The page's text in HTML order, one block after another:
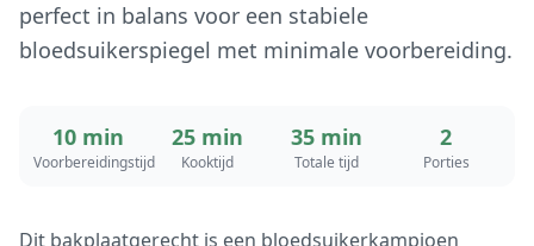
perfect in balans voor een stabiele
bloedsuikerspiegel met minimale voorbereiding.
10 min
Voorbereidingstijd
25 min
Kooktijd
35 min
Totale tijd
2
Porties
Dit bakplaatgerecht is een bloedsuikerkampioen